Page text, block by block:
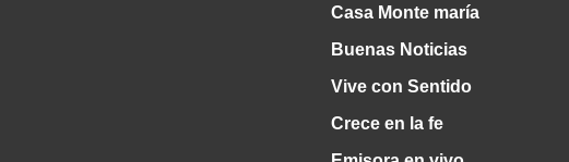
Casa Monte maría
Buenas Noticias
Vive con Sentido
Crece en la fe